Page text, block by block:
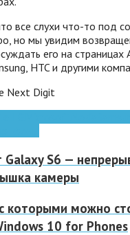
все слухи что-то под
но мы увидим
его на страницах
HTC и другими
Next Digit
S6 —
камеры
которыми можно
10 for Phones